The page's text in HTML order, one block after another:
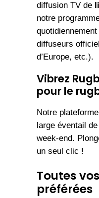
diffusion TV de
notre
diffuseurs
d’Europe, etc.).
Vibrez
pour le
Notre
large éventail
week-end.
un seul clic !
Toutes
préférées